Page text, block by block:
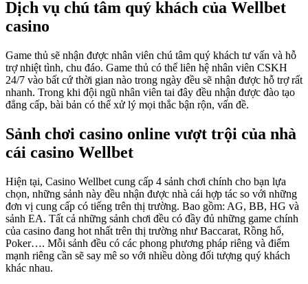
Dịch vụ chú tâm quý khách của Wellbet
casino
Game thủ sẽ nhận được nhân viên chú tâm quý khách tư vấn và hỗ
trợ nhiệt tình, chu đáo. Game thủ có thể liên hệ nhân viên CSKH
24/7 vào bất cứ thời gian nào trong ngày đều sẽ nhận được hỗ trợ rất
nhanh. Trong khi đội ngũ nhân viên tai đây đều nhận được đào tạo
đẳng cấp, bài bản có thể xử lý mọi thắc bận rộn, vấn đề.
Sảnh chơi casino online vượt trội của nhà
cái casino Wellbet
Hiện tại, Casino Wellbet cung cấp 4 sảnh chơi chính cho bạn lựa
chọn, những sảnh này đều nhận được nhà cái hợp tác so với những
đơn vị cung cấp có tiếng trên thị trường. Bao gồm: AG, BB, HG và
sảnh EA. Tất cả những sảnh chơi đều có đầy đủ những game chính
của casino đang hot nhất trên thị trường như Baccarat, Rồng hổ,
Poker…. Mỗi sảnh đều có các phong phương pháp riêng và điểm
mạnh riêng cần sẽ say mê so với nhiều dòng đối tượng quý khách
khác nhau.